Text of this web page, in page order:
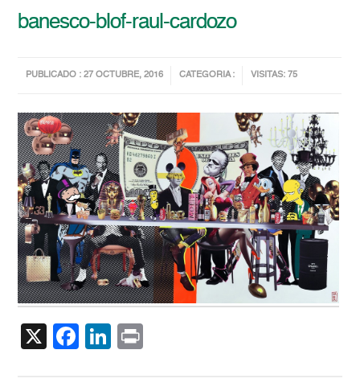
banesco-blof-raul-cardozo
PUBLICADO : 27 OCTUBRE, 2016 CATEGORIA : VISITAS: 75
X Facebook
LinkedIn